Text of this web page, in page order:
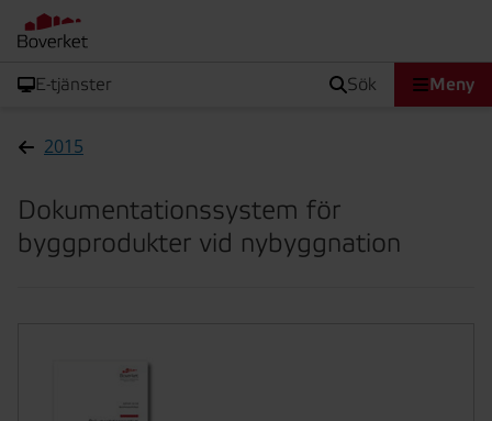
E-tjänster sök Meny
2015
Dokumentationssystem för
byggprodukter vid nybyggnation